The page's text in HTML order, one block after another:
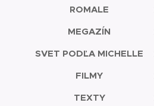
ROMALE
MEGAZÍN
SVET PODĽA MICHELLE
FILMY
TEXTY